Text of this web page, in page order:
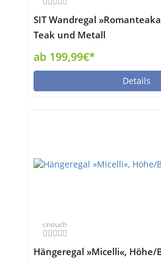
SIT Wandregal
Teak und Metall
ab 199,99€*
Details
cnouch
Hängeregal »Micelli«, Höhe/